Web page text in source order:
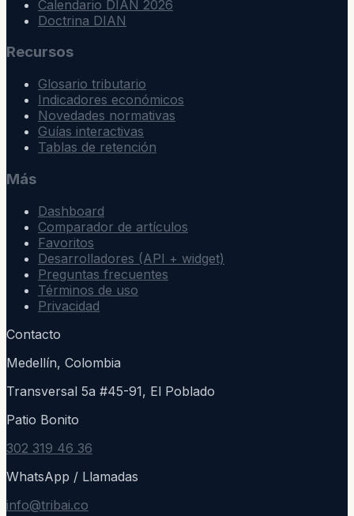
Calendario DIAN 2026
Doctrina DIAN
Recursos
Glosario tributario
Indicadores económicos
Novedades normativas
Guías interactivas
Tablas de retención
Más
Dashboard
Comparador de artículos
Favoritos
Desarrolladores (API + widget)
Preguntas frecuentes
Términos de uso
Privacidad
Contacto
Medellín, Colombia
Transversal 5a #45-91, El Poblado
Patio Bonito
302 319 46 36
WhatsApp / Llamadas
info@tribai.co